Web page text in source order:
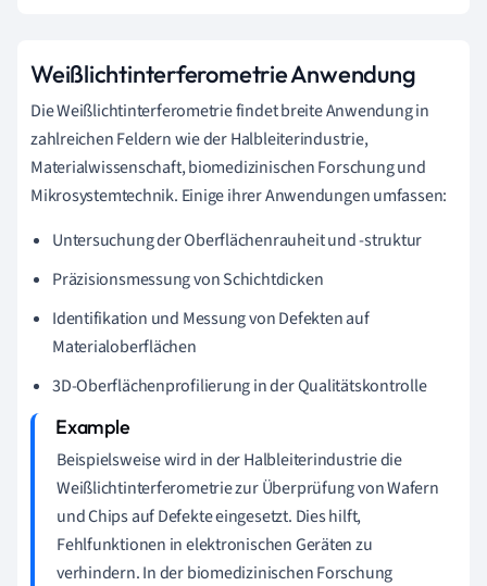
Weißlichtinterferometrie Anwendung
Die Weißlichtinterferometrie findet breite Anwendung in
zahlreichen Feldern wie der Halbleiterindustrie,
Materialwissenschaft, biomedizinischen Forschung und
Mikrosystemtechnik. Einige ihrer Anwendungen umfassen:
Untersuchung der Oberflächenrauheit und -struktur
Präzisionsmessung von Schichtdicken
Identifikation und Messung von Defekten auf
Materialoberflächen
3D-Oberflächenprofilierung in der Qualitätskontrolle
Beispielsweise wird in der Halbleiterindustrie die
Weißlichtinterferometrie zur Überprüfung von Wafern
und Chips auf Defekte eingesetzt. Dies hilft,
Fehlfunktionen in elektronischen Geräten zu
verhindern. In der biomedizinischen Forschung